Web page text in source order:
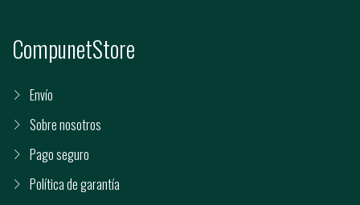
CompunetStore
Envío
Sobre nosotros
Pago seguro
Política de garantía